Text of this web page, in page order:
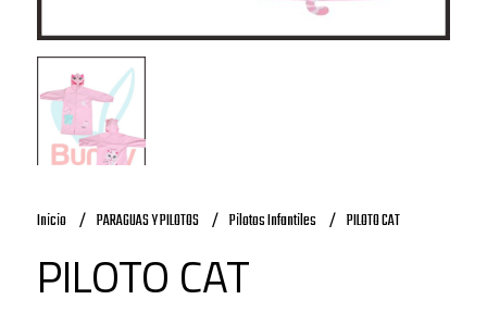
Inicio PARAGUAS Y PILOTOS Pilotos Infantiles PILOTO CAT
PILOTO CAT